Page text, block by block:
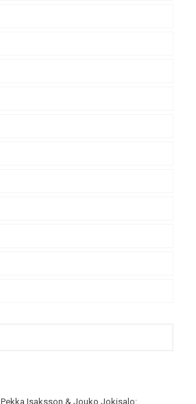
Pekka Isaksson & Jouko Jokisalo: